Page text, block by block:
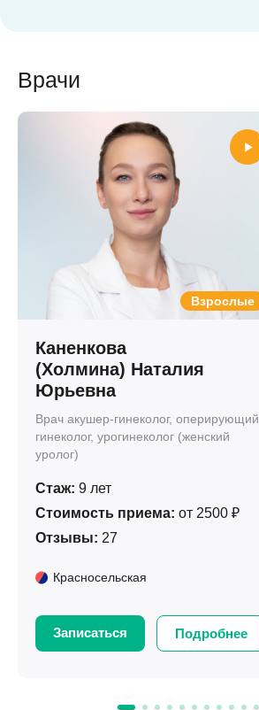
Врачи
Взрослые
Каненкова
(Холмина) Наталия
Юрьевна
Врач акушер-гинеколог, оперирующий
гинеколог, урогинеколог (женский
уролог)
Стаж: 9 лет
Стоимость приема: от 2500 ₽
Отзывы: 27
Красносельская
Записаться Подробнее